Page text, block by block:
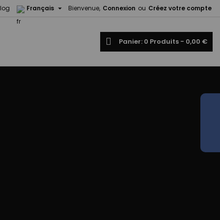
Bienvenue, Connexion ou Créez votre compte
Français 
Panier 0 Produits - 0,00 €